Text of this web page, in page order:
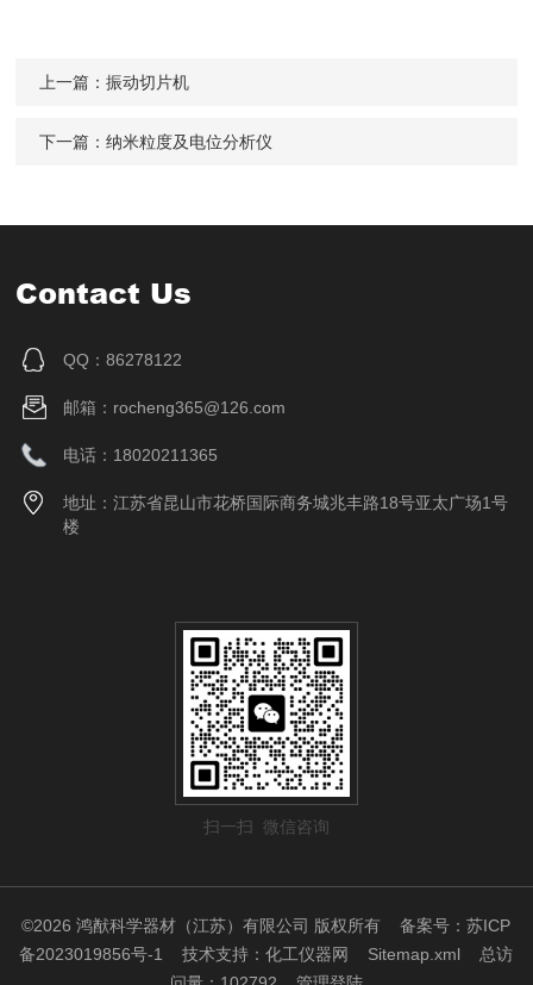
上一篇：振动切片机
下一篇：纳米粒度及电位分析仪
Contact Us
QQ：86278122
邮箱：rocheng365@126.com
电话：18020211365
地址：江苏省昆山市花桥国际商务城兆丰路18号亚太广场1号
楼
扫一扫 微信咨询
©2026 鸿猷科学器材（江苏）有限公司 版权所有备案号：苏ICP
备2023019856号-1
技术支持：化工仪器网 Sitemap.xml 总访